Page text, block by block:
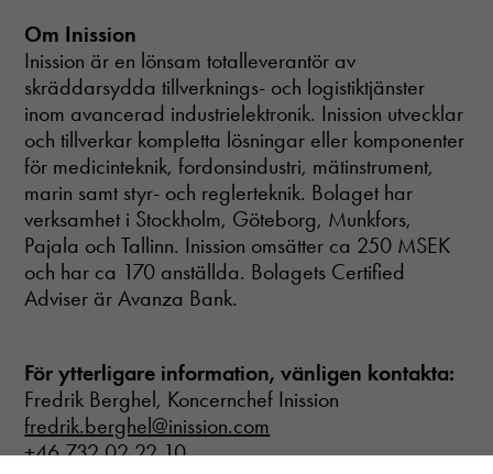
Om Inission
Inission är en lönsam totalleverantör av
skräddarsydda tillverknings- och logistiktjänster
inom avancerad industrielektronik. Inission utvecklar
och tillverkar kompletta lösningar eller komponenter
för medicinteknik, fordonsindustri, mätinstrument,
marin samt styr- och reglerteknik. Bolaget har
verksamhet i Stockholm, Göteborg, Munkfors,
Pajala och Tallinn. Inission omsätter ca 250 MSEK
och har ca 170 anställda. Bolagets Certified
Adviser är Avanza Bank.
För ytterligare information, vänligen kontakta:
Fredrik Berghel, Koncernchef Inission
fredrik.berghel@inission.com
+46 732 02 22 10